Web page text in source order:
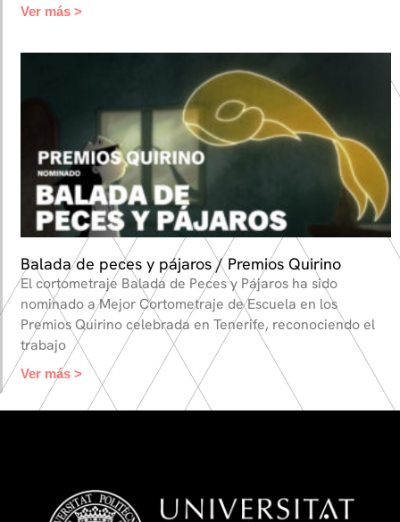
Ver más >
Balada de peces y pájaros / Premios Quirino
El cortometraje Balada de Peces y Pájaros ha sido
nominado a Mejor Cortometraje de Escuela en los
Premios Quirino celebrada en Tenerife, reconociendo el
trabajo
Ver más >